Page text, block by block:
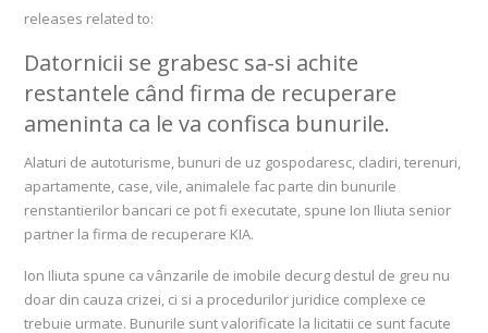
releases related to:
Datornicii se grabesc sa-si achite
restantele când firma de recuperare
ameninta ca le va confisca bunurile.
Alaturi de autoturisme, bunuri de uz gospodaresc, cladiri, terenuri,
apartamente, case, vile, animalele fac parte din bunurile
renstantierilor bancari ce pot fi executate, spune Ion Iliuta senior
partner la firma de recuperare KIA.
Ion Iliuta spune ca vânzarile de imobile decurg destul de greu nu
doar din cauza crizei, ci si a procedurilor juridice complexe ce
trebuie urmate. Bunurile sunt valorificate la licitatii ce sunt facute